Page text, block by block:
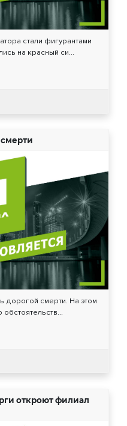
стали фигурантами
на красный си...
дорогой смерти. На этом
откроют филиал